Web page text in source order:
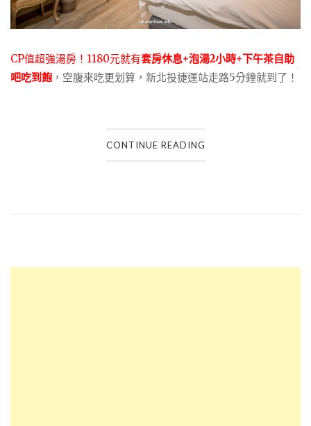
CP值超強湯房！1180元就有套房休息+泡湯2小時+下午茶自助
吧吃到飽 ，空腹來吃更划算，新北投捷運站走路5分鐘就到了！
CONTINUE READING